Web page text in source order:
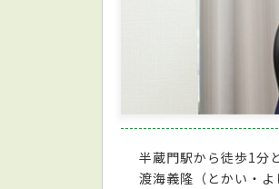
半蔵門駅から徒歩1分
渡海義隆（とかい・